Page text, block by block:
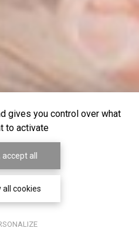
gives you control over what
to activate
all
all cookies